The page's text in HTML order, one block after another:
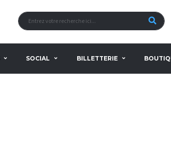
SOCIAL BILLETTERIE